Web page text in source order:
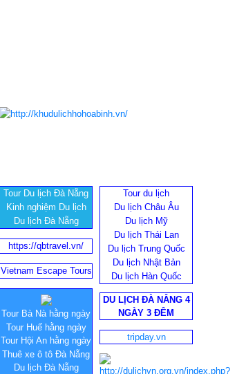
Tour Du lịch Đà Nẵng
Kinh nghiệm Du lịch
Du lịch Đà Nẵng
Tour du lịch
Du lịch Châu Âu
Du lịch Mỹ
Du lịch Thái Lan
Du lịch Trung Quốc
Du lịch Nhật Bản
Du lịch Hàn Quốc
https://qbtravel.vn/
Vietnam Escape Tours
Tour Bà Nà hằng ngày
Tour Huế hằng ngày
Tour Hội An hằng ngày
Thuê xe ô tô Đà Nẵng
Du lịch Đà Nẵng
DU LỊCH ĐÀ NẴNG 4
NGÀY 3 ĐÊM
tripday.vn